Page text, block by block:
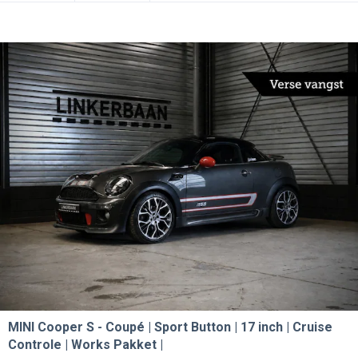
MINI Cooper S
Coupé | Sport Button | 17 inch | Cruise
Controle | Works Pakket |